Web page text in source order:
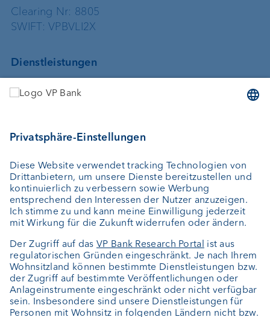
Clearing Nr: 8805
SWIFT: VPBVLI2X
Dienstleistungen
Vermögensverwaltung
Depotbank
Externer Vermögensverwalter
Private Label Fonds
Investment Consulting
Über uns
Jobs
News
Downloads
Kundenfeedback
Kontakt